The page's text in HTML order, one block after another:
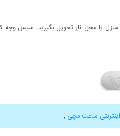
یا محل کار تحویل بگیرید، سپس وجه
ساعت مچی ,